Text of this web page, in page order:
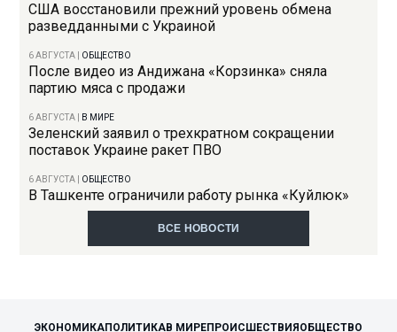
США восстановили прежний уровень обмена
разведданными с Украиной
6 АВГУСТА ОБЩЕСТВО
После видео из Андижана «Корзинка» сняла
партию мяса с продажи
6 АВГУСТА В МИРЕ
Зеленский заявил о трехкратном сокращении
поставок Украине ракет ПВО
6 АВГУСТА ОБЩЕСТВО
В Ташкенте ограничили работу рынка «Куйлюк»
ВСЕ НОВОСТИ
ЭКОНОМИКАПОЛИТИКАВ МИРЕПРОИСШЕСТВИЯ ОБЩЕСТВО